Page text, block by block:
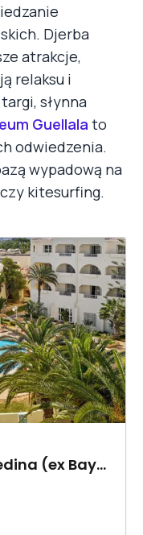
Djerba
atrakcje,
relaksu i
słynna
Guellala to
odwiedzenia.
wypadową na
kitesurfing.
Les Quatre Saisons by Medina (ex Baya Beach)